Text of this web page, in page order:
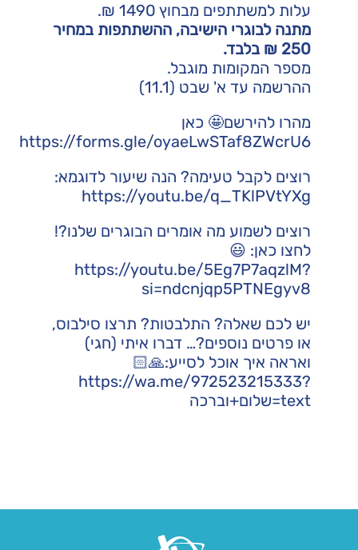
עלות למשתתפים מבחוץ 1490 ₪.
מתנה לבוגרי הישיבה, ההשתתפות במחיר
250 ₪ בלבד.
מספר המקומות מוגבל.
ההרשמה עד א' שבט (11.1)
מהרו להירשם🤩 כאן
https://forms.gle/oyaeLwSTaf8ZWcrU6
רוצים לקבל טעימה? הנה שיעור לדוגמא:
https://youtu.be/q_TKlPVtYXg
רוצים לשמוע מה אומרים הבוגרים שלנו?!
לחצו כאן: 😃
https://youtu.be/5Eg7P7aqzlM?
si=ndcnjqp5PTNEgyv8
יש לכם שאלה? התלבטות? תרצו סילבוס,
או פרטים נוספים?… דברו איתי (חגי)
ואראה איך אוכל לסייע:🙏🏻
https://wa.me/972523215333?
text=שלום+וברכה